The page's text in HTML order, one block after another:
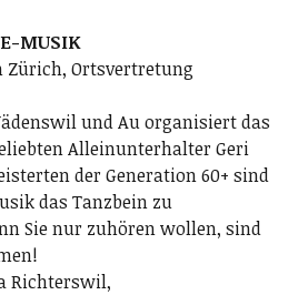
MUSIK
Zürich, Ortsvertretung
und Au organisiert das
Alleinunterhalter Geri
der Generation 60+ sind
das Tanzbein zu
Sie nur zuhören wollen, sind
Richterswil,